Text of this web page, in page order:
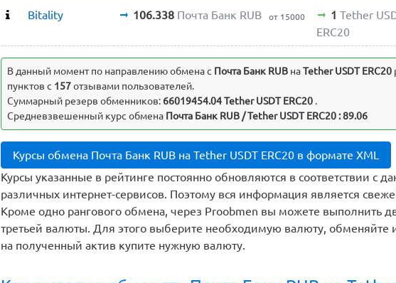
Bitality 106.338 Почта Банк RUB от 15000 1 Tether
ERC20
Выявленные несоответствия
В данный момент по направлению обмена c
пунктов с157отзывами пользователей.
Суммарный резерв обменников:66019454.04 Tether USDT ERC20.
Курсы обмена Почта Банк RUB на Tether USDT ERC20 в формате XML
Курсы указанные в рейтинге постоянно обновляются в соответствии с
различных интернет-сервисов. Поэтому вся информация является
Кроме одно рангового обмена, через Proobmen вы можете
третьей валюты. Для этого выберите необходимую валюту, обменяйте